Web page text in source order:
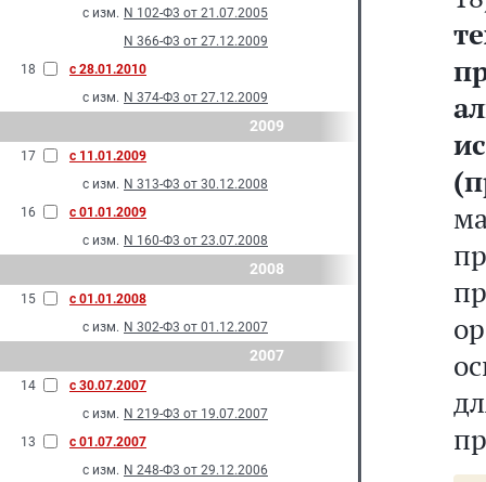
с изм. N 102-Ф3 от 21.07.2005
N 366-Ф3 от 27.12.2009
18
с 28.01.2010
с изм. N 374-Ф3 от 27.12.2009
2009
17
с 11.01.2009
с изм. N 313-Ф3 от 30.12.2008
16
с 01.01.2009
с изм. N 160-Ф3 от 23.07.2008
2008
15
с 01.01.2008
с изм. N 302-Ф3 от 01.12.2007
2007
14
с 30.07.2007
с изм. N 219-Ф3 от 19.07.2007
13
с 01.07.2007
с изм. N 248-Ф3 от 29.12.2006